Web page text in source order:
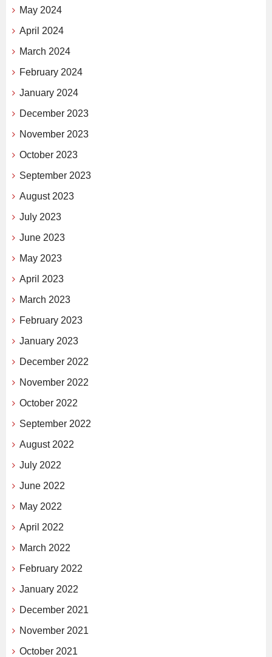
May 2024
April 2024
March 2024
February 2024
January 2024
December 2023
November 2023
October 2023
September 2023
August 2023
July 2023
June 2023
May 2023
April 2023
March 2023
February 2023
January 2023
December 2022
November 2022
October 2022
September 2022
August 2022
July 2022
June 2022
May 2022
April 2022
March 2022
February 2022
January 2022
December 2021
November 2021
October 2021